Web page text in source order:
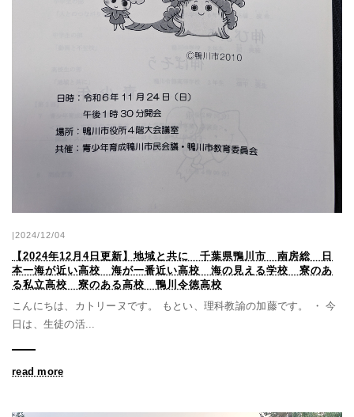
|2024/12/04
【2024年12月4日更新】地域と共に 千葉県鴨川市 南房総 日
本一海が近い高校 海が一番近い高校 海の見える学校 寮のあ
る私立高校 寮のある高校 鴨川令徳高校
こんにちは、カトリーヌです。 もとい、理科教諭の加藤です。 ・ 今
日は、生徒の活...
read more